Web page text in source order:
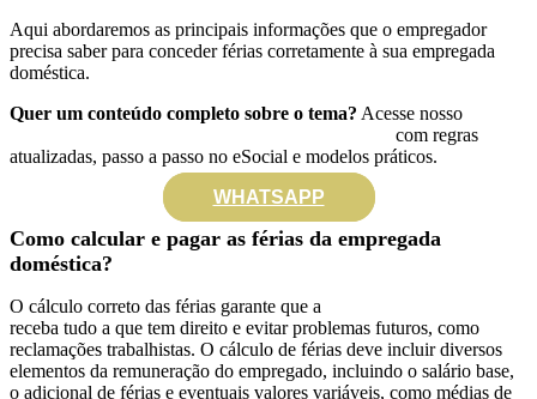
Aqui abordaremos as principais informações que o empregador
precisa saber para conceder férias corretamente à sua empregada
doméstica.
Quer um conteúdo completo sobre o tema? Acesse nosso
com regras
atualizadas, passo a passo no eSocial e modelos práticos.
WHATSAPP
Como calcular e pagar as férias da empregada
doméstica?
O cálculo correto das férias garante que a
receba tudo a que tem direito e evitar problemas futuros, como
reclamações trabalhistas. O cálculo de férias deve incluir diversos
elementos da remuneração do empregado, incluindo o salário base,
o adicional de férias e eventuais valores variáveis, como médias de